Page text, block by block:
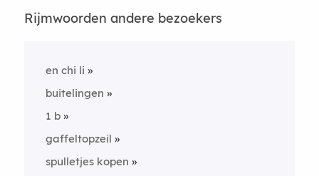
Rijmwoorden andere bezoekers
en chi li
buitelingen
1 b
gaffeltopzeil
spulletjes kopen